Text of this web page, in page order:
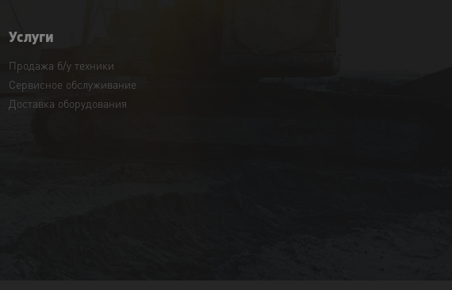
Услуги
Продажа б/у техники
Сервисное обслуживание
Доставка оборудования